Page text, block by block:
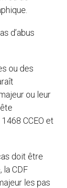
d’abus
ou des
ou leur
CCEO et
doit être
la CDF
les pas